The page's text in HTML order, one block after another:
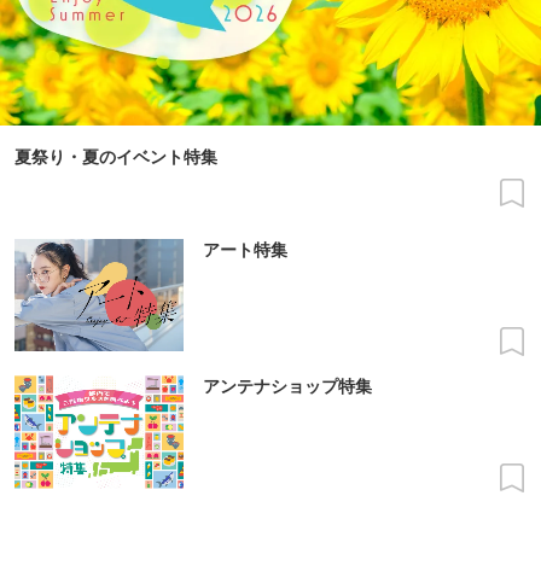
夏祭り・夏のイベント特集
アート特集
アンテナショップ特集